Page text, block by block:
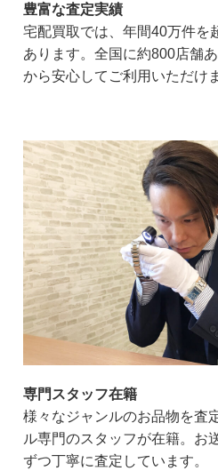
豊富な査定実績
宅配買取では、年間40万件を
あります。全国に約800店舗
から安心してご利用いただけ
専門スタッフ在籍
様々なジャンルのお品物を査
ル専門のスタッフが在籍。お
ずつ丁寧に査定しています。